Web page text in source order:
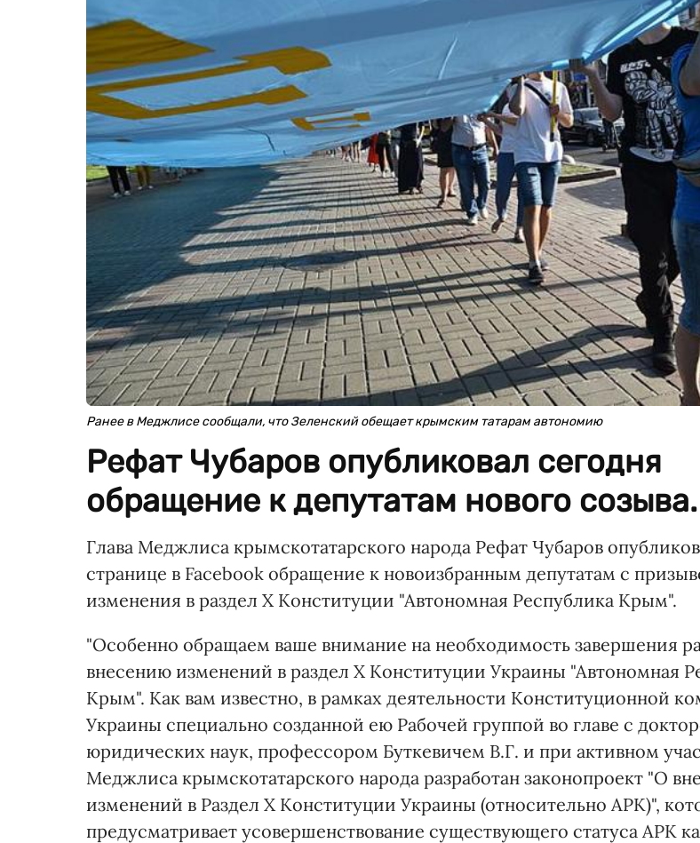
Ранее в Меджлисе сообщали, что Зеленский обещает крымским татарам автономию
Рефат Чубаров опубликовал сегодня
обращение к депутатам нового созыва.
Глава Меджлиса крымскотатарского народа Рефат Чубаров
странице в Facebook обращение к новоизбранным депутатам с
изменения в раздел Х Конституции "Автономная Республика Крым".
"Особенно обращаем ваше внимание на необходимость завершения
внесению изменений в раздел Х Конституции Украины "Автономная
Крым". Как вам известно, в рамках деятельности Конституционной
Украины специально созданной ею Рабочей группой во главе с
юридических наук, профессором Буткевичем В.Г. и при активном
Меджлиса крымскотатарского народа разработан законопроект "О
изменений в Раздел Х Конституции Украины (относительно АРК)",
предусматривает усовершенствование существующего статуса АРК